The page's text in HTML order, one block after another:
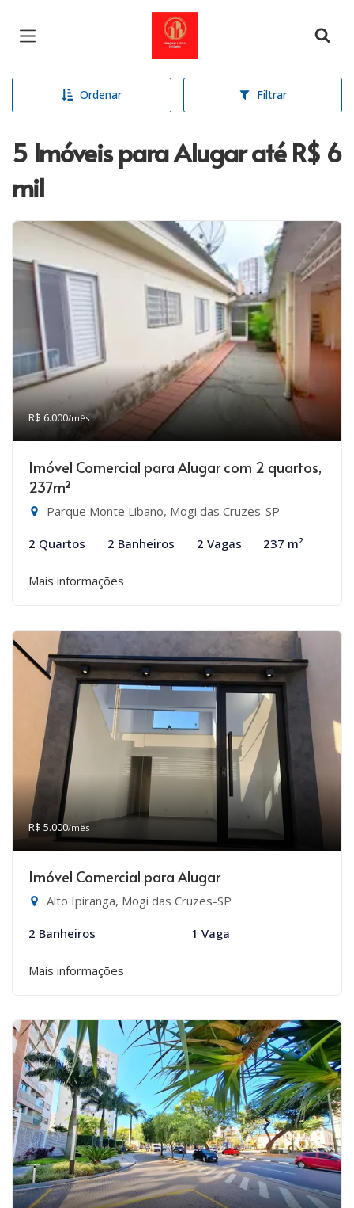
Página inicial
Ordenar Filtrar
5 Imóveis para Alugar até R$ 6
mil
R$ 6.000/mês
Imóvel Comercial para Alugar com 2 quartos,
237m²
Parque Monte Libano, Mogi das Cruzes-SP
2 Quartos 2 Banheiros 2 Vagas 237 m²
Mais informações
R$ 5.000/mês
Imóvel Comercial para Alugar
Alto Ipiranga, Mogi das Cruzes-SP
2 Banheiros 1 Vaga
Mais informações